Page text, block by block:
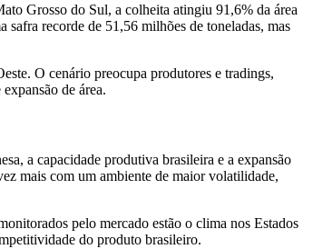
Grosso do Sul, a colheita atingiu 91,6% da área
recorde de 51,56 milhões de toneladas, mas
O cenário preocupa produtores e tradings,
de área.
a capacidade produtiva brasileira e a expansão
mais com um ambiente de maior volatilidade,
pelo mercado estão o clima nos Estados
do produto brasileiro.